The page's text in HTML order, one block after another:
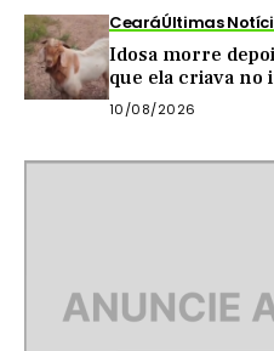
CearáÚltimas
Idosa morre
que ela criava no
10/08/2026